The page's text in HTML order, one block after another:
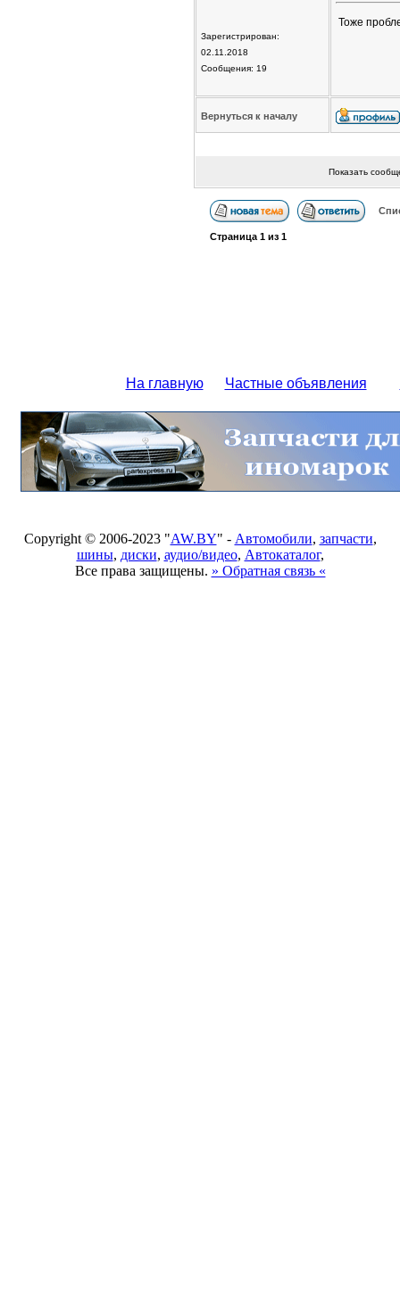
Зарегистрирован:
02.11.2018
Сообщения: 19
Тоже
Вернуться к началу
Показать
Страница 1из 1
На главную Частные объявления
Copyright © 2006-2023 "AW.BY" - Автомобили, запчасти,
шины, диски, аудио/видео, Автокаталог,
Все права защищены. » Обратная связь «